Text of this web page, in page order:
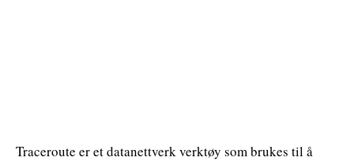
Traceroute er et datanettverk verktøy som brukes til å